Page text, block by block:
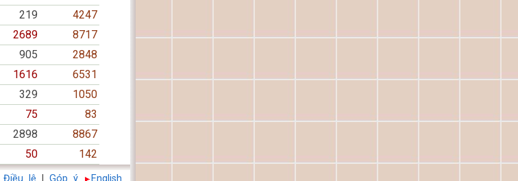
219
4247
2689
8717
905
2848
1616
6531
329
1050
75
83
2898
8867
50 142
English
Góp ý
Điều lệ